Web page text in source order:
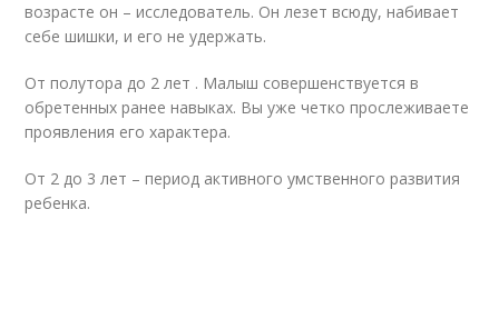
возрасте он – исследователь. Он лезет всюду, набивает
себе шишки, и его не удержать.
От полутора до 2 лет . Малыш совершенствуется в
обретенных ранее навыках. Вы уже четко прослеживаете
проявления его характера.
От 2 до 3 лет – период активного умственного развития
ребенка.